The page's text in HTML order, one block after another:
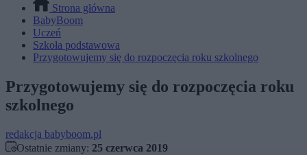
Strona główna
BabyBoom
Uczeń
Szkoła podstawowa
Przygotowujemy się do rozpoczęcia roku szkolnego
Przygotowujemy się do rozpoczęcia roku
szkolnego
redakcja babyboom.pl
Ostatnie zmiany: 25 czerwca 2019